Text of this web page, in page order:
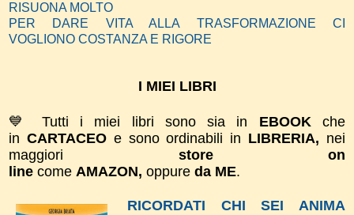
RISUONA MOLTO
PER DARE VITA ALLA TRASFORMAZIONE CI
VOGLIONO COSTANZA E RIGORE
I MIEI LIBRI
💙 Tutti i miei libri sono sia in EBOOKche
in CARTACEO e sono ordinabili in LIBRERIA, nei
maggiori store on
line come AMAZON, oppure da ME.
RICORDATI CHI SEI ANIMA